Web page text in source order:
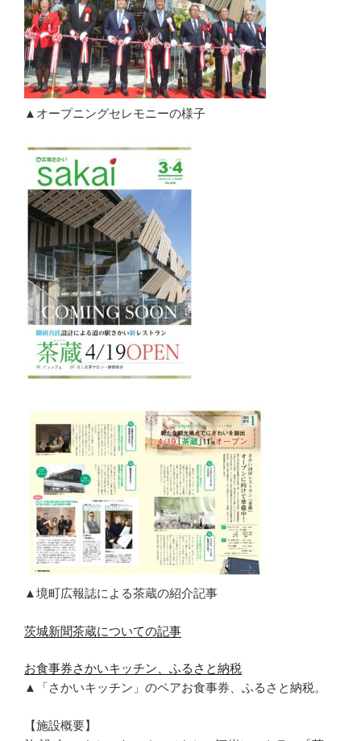
▲オープニングセレモニーの様子
▲境町広報誌による茶蔵の紹介記事
茨城新聞茶蔵についての記事
お食事券さかいキッチン、ふるさと納税
▲「さかいキッチン」のペアお食事券、ふるさと納税。
【施設概要】